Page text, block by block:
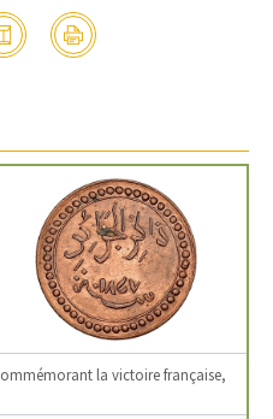
la victoire française,